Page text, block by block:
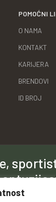
POMOĆNI
O NAMA
KONTAKT
KARIJERA
BRENDOVI
ID BROJ